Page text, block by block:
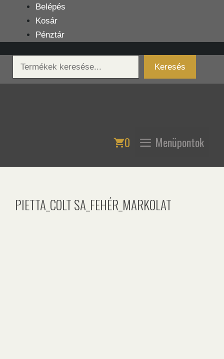
tartalomba
Belépés
Kosár
Pénztár
Keresés
Keresés
0 Menüpontok
PIETTA_COLT SA_FEHÉR_MARKOLAT